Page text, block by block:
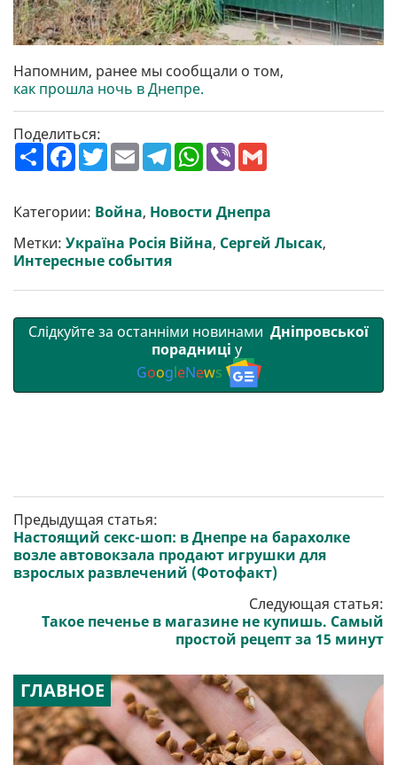
Напомним, ранее мы сообщали о том,
как прошла ночь в Днепре.
Поделиться:
П
о
р
и
т
и
F
a
b
o
o
k
T
w
t
e
r
E
m
l
T
e
g
r
a
m
W
h
s
A
p
p
V
r l
Категории: Война, Новости Днепра
Метки: Україна Росія Війна, Сергей Лысак,
Интересные события
Слідкуйте за останніми новинами Дніпровської
порадниці у
GoogleNews
Предыдущая статья:
Настоящий секс-шоп: в Днепре на барахолке
возле автовокзала продают игрушки для
взрослых развлечений (Фотофакт)
Следующая статья:
Такое печенье в магазине не купишь. Самый
простой рецепт за 15 минут
ГЛАВНОЕ